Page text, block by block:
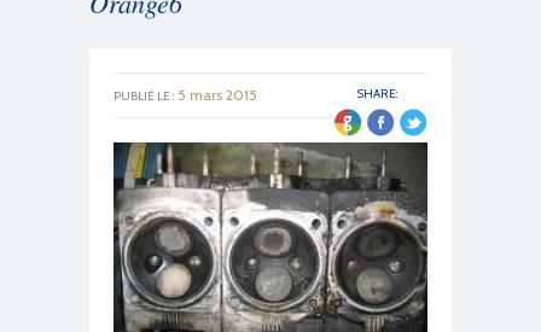
SHARE:
PUBLIÉ LE : 5 mars 2015